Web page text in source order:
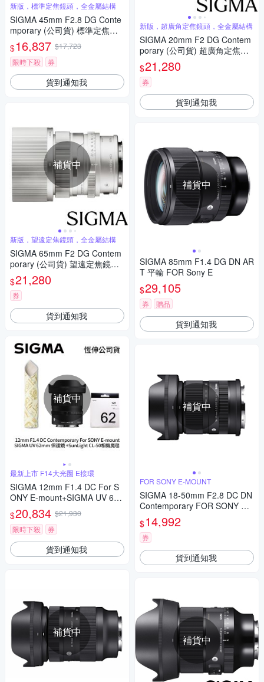
新版，標準定焦鏡頭，全金屬結構
SIGMA 45mm F2.8 DG Conte
mporary (公司貨) 標準定焦鏡
頭 全片幅無反微單眼鏡頭 i系列
$16,837 $17,723
限時下殺
券
貨到通知我
補貨中
新版，望遠定焦鏡頭，全金屬結構
SIGMA 65mm F2 DG Contem
porary (公司貨) 望遠定焦鏡頭
全片幅無反微單眼鏡頭 i系列
$21,280
券
貨到通知我
補貨中
最新上市 F14大光圈 E接環
SIGMA 12mm F1.4 DC For S
ONY E-mount+SIGMA UV 62
mm保護鏡+相機魔毯 (公司貨)
$20,834 $21,930
限時下殺
券
貨到通知我
補貨中
新版，超廣角定焦鏡頭，全金屬結構
SIGMA 20mm F2 DG Contem
porary (公司貨) 超廣角定焦鏡
頭 全片幅無反微單眼鏡頭 i系列
$21,280
券
貨到通知我
補貨中
SIGMA 85mm F1.4 DG DN AR
T 平輸 FOR Sony E
$29,105
券 贈品
貨到通知我
補貨中
FOR SONY E-MOUNT
SIGMA 18-50mm F2.8 DC DN
Contemporary FOR SONY 公
司貨
$14,992
券
貨到通知我
補貨中